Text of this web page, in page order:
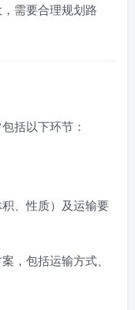
需要合理规划路
括以下环节：
、性质）及运输要
，包括运输方式、